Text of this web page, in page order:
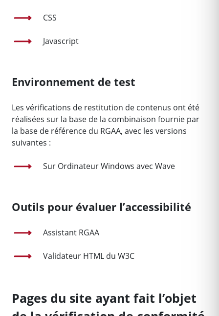
CSS
Javascript
Environnement de test
Les vérifications de restitution de contenus ont été
réalisées sur la base de la combinaison fournie par
la base de référence du RGAA, avec les versions
suivantes :
Sur Ordinateur Windows avec Wave
Outils pour évaluer l’accessibilité
Assistant RGAA
Validateur HTML du W3C
Pages du site ayant fait l’objet